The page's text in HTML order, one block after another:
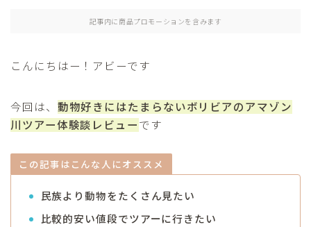
セーシェル
海外移住
記事内に商品プロモーションを含みます
こんにちはー！アビーです
今回は、 動物好きにはたまらないボリビアのアマゾン
川ツアー体験談レビューです
この記事はこんな人にオススメ
民族より動物をたくさん見たい
比較的安い値段でツアーに行きたい